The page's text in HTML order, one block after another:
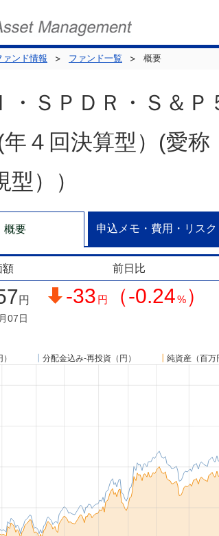
ァンド情報 ファンド一覧 概要
・ＳＰＤＲ・Ｓ＆
年４回決算型）(愛
型））
概要 申込メモ・費用・リスク
額 前日比
円 -33 円 （-0.24%）
07日
分配金込み-再投資（円） 純資産（百万